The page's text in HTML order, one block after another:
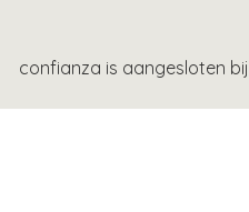
confianza is aangesloten bij